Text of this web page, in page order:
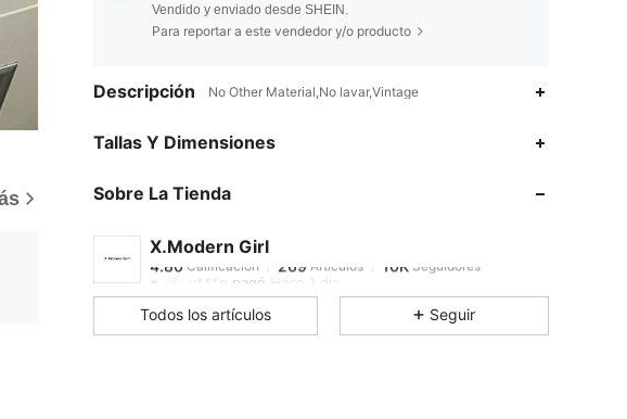
Vendido y enviado desde SHEIN.
Para reportar a este vendedor y/o producto
Descripción No Other Material,No lavar,Vintage
Tallas Y Dimensiones
Sobre La Tienda
X.Modern Girl
4.80
4.80 Calificación
v***ppagó Hace 1 día
4.80
Todos los artículos Seguir